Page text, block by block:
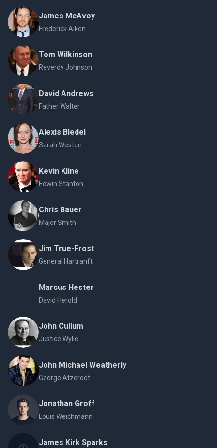
James McAvoy
Frederick Aiken
Tom Wilkinson
Reverdy Johnson
David Andrews
Father Walter
Alexis Bledel
Sarah Weston
Kevin Kline
Edwin Stanton
Chris Bauer
Major Smith
Jim True-Frost
General Hartranft
Marcus Hester
David Herold
John Cullum
Justice Wylie
John Michael Weatherly
George Atzerodt
Jonathan Groff
Louis Weichmann
James Kirk Sparks